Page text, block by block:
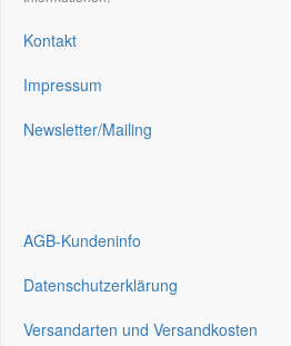
Kontakt
Impressum
Newsletter/Mailing
AGB-Kundeninfo
Datenschutzerklärung
Versandarten und Versandkosten